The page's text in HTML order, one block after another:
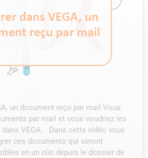
un document reçu par mail Vous
par mail et vous voudriez les
dans VEGA. Dans cette vidéo vous
ces documents qui seront
en un clic depuis le dossier de